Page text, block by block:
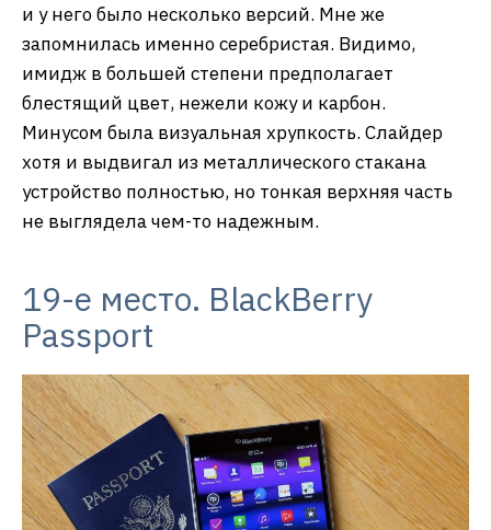
и у него было несколько версий. Мне же
запомнилась именно серебристая. Видимо,
имидж в большей степени предполагает
блестящий цвет, нежели кожу и карбон.
Минусом была визуальная хрупкость. Слайдер
хотя и выдвигал из металлического стакана
устройство полностью, но тонкая верхняя часть
не выглядела чем-то надежным.
19-е место. BlackBerry
Passport